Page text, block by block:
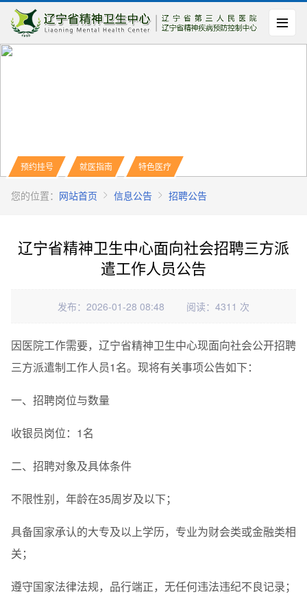
预约挂号 就医指南 特色医疗
您的位置： 网站首页 信息公告 招聘公告
辽宁省精神卫生中心面向社会招聘三方派
遣工作人员公告
发布：2026-01-28 08:48 阅读：4311 次
因医院工作需要，辽宁省精神卫生中心现面向社会公开招聘
三方派遣制工作人员1名。现将有关事项公告如下：
一、招聘岗位与数量
收银员岗位：1名
二、招聘对象及具体条件
不限性别，年龄在35周岁及以下；
具备国家承认的大专及以上学历，专业为财会类或金融类相
关；
遵守国家法律法规，品行端正，无任何违法违纪不良记录；